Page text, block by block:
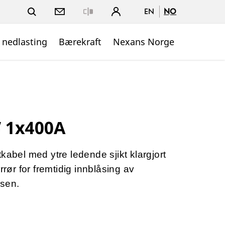
EN NO
Bærekraft Nexans Norge
1x400A
med ytre ledende sjikt klargjort
for fremtidig innblåsing av